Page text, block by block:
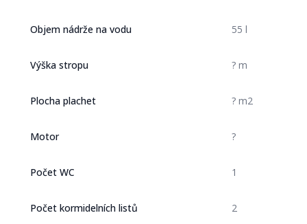
Objem nádrže na vodu 55 l
Výška stropu ? m
Plocha plachet ? m2
Motor ?
Počet WC 1
Počet kormidelních listů 2